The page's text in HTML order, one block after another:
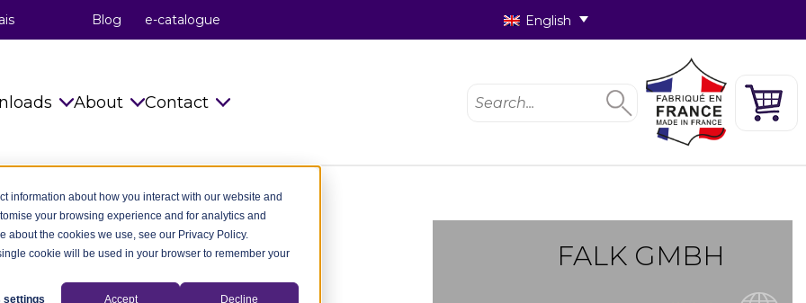
information about how you interact with our website and
your browsing experience and for analytics and
about the cookies we use, see our Privacy Policy.
cookie will be used in your browser to remember your
settings Accept Decline
Blog e-catalogue English
Installation Instructions
Technical notes
About
celduc® transfo
celduc® worldwide
Contact
celduc® worldwide
Subscribe to Newsletter
FALK GMBH